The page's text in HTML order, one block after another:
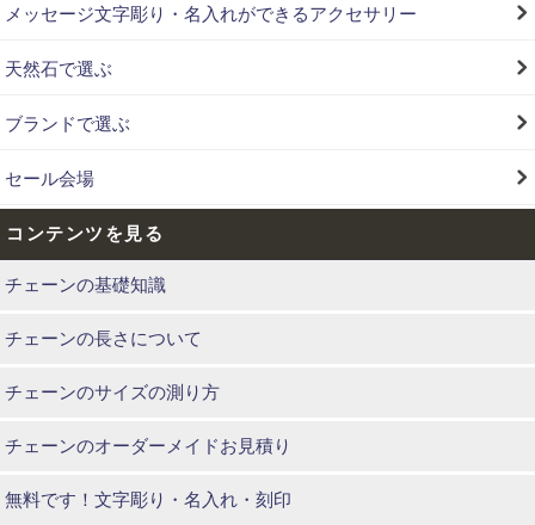
メッセージ文字彫り・名入れができるアクセサリー
天然石で選ぶ
ブランドで選ぶ
セール会場
コンテンツを見る
チェーンの基礎知識
チェーンの長さについて
チェーンのサイズの測り方
チェーンのオーダーメイドお見積り
無料です！文字彫り・名入れ・刻印